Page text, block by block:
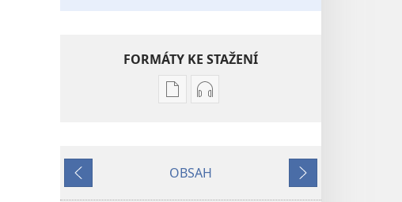
FORMÁTY KE STAŽENÍ
Formáty
Bible –
Formáty
Bible –
Předchozí
OBSAH
Další